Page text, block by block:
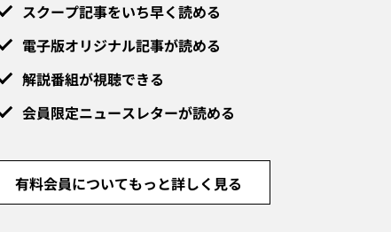
スクープ記事をいち早く読める
電子版オリジナル記事が読める
解説番組が視聴できる
会員限定ニュースレターが読める
有料会員についてもっと詳しく見る